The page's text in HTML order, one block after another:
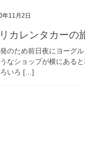
年11月2日
カレンタカーの
のため前日夜にヨーグ
なショップが横にある
いろ […]